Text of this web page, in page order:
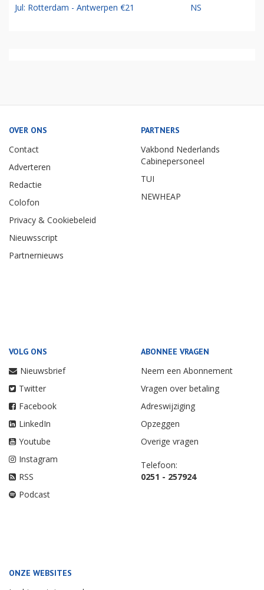
Jul: Rotterdam - Antwerpen €21 NS
OVER ONS
Contact
Adverteren
Redactie
Colofon
Privacy & Cookiebeleid
Nieuwsscript
Partnernieuws
PARTNERS
Vakbond Nederlands
Cabinepersoneel
TUI
NEWHEAP
VOLG ONS
Nieuwsbrief
Twitter
Facebook
LinkedIn
Youtube
Instagram
RSS
Podcast
ABONNEE VRAGEN
Neem een Abonnement
Vragen over betaling
Adreswijziging
Opzeggen
Overige vragen
Telefoon:
0251 - 257924
ONZE WEBSITES